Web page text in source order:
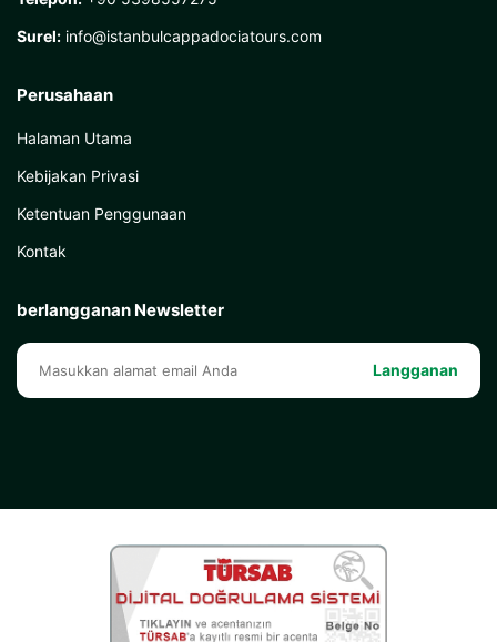
Surel: info@istanbulcappadociatours.com
Perusahaan
Halaman Utama
Kebijakan Privasi
Ketentuan Penggunaan
Kontak
berlangganan Newsletter
Langganan